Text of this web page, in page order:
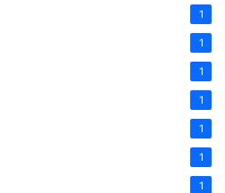
1
1
1
1
1
1
1